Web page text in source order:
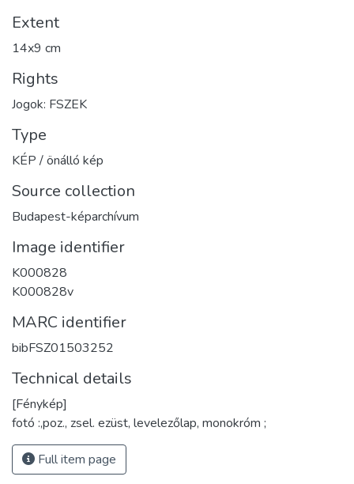
Extent
14x9 cm
Rights
Jogok: FSZEK
Type
KÉP / önálló kép
Source collection
Budapest-képarchívum
Image identifier
K000828
K000828v
MARC identifier
bibFSZ01503252
Technical details
[Fénykép]
fotó :,poz., zsel. ezüst, levelezőlap, monokróm ;
Full item page